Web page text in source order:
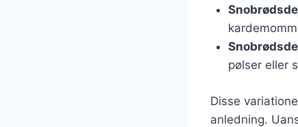
pølser eller
Disse
anledning.